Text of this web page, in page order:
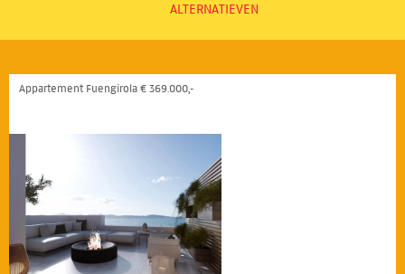
ALTERNATIEVEN
Appartement Fuengirola € 369.000,-